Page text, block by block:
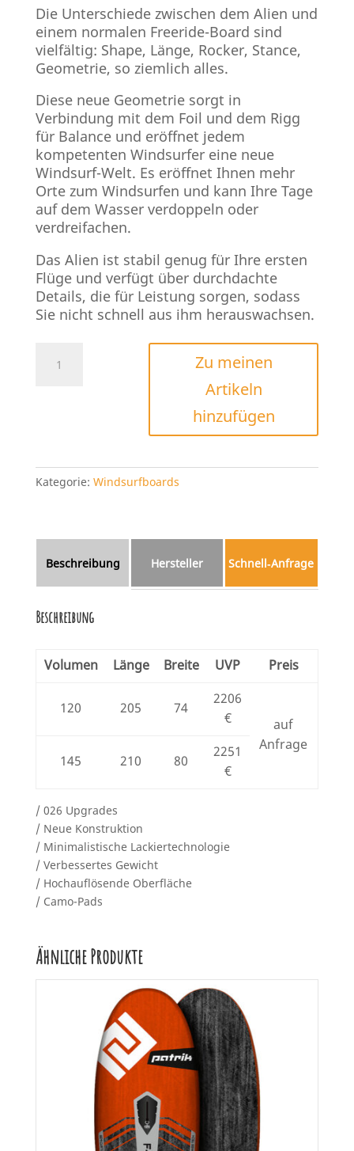
Die Unterschiede zwischen dem Alien und
einem normalen Freeride-Board sind
vielfältig: Shape, Länge, Rocker, Stance,
Geometrie, so ziemlich alles.
Diese neue Geometrie sorgt in
Verbindung mit dem Foil und dem Rigg
für Balance und eröffnet jedem
kompetenten Windsurfer eine neue
Windsurf-Welt. Es eröffnet Ihnen mehr
Orte zum Windsurfen und kann Ihre Tage
auf dem Wasser verdoppeln oder
verdreifachen.
Das Alien ist stabil genug für Ihre ersten
Flüge und verfügt über durchdachte
Details, die für Leistung sorgen, sodass
Sie nicht schnell aus ihm herauswachsen.
Alien
Zu meinen
Artikeln
hinzufügen
Kategorie: Windsurfboards
Beschreibung Hersteller Schnell‑Anfrage
Beschreibung
Volumen Länge Breite UVP Preis
120 205 74
2206
€
auf
Anfrage
145
210 80
2251
€
/ 026 Upgrades
/ Neue Konstruktion
/ Minimalistische Lackiertechnologie
/ Verbessertes Gewicht
/ Hochauflösende Oberfläche
/ Camo-Pads
Ähnliche Produkte